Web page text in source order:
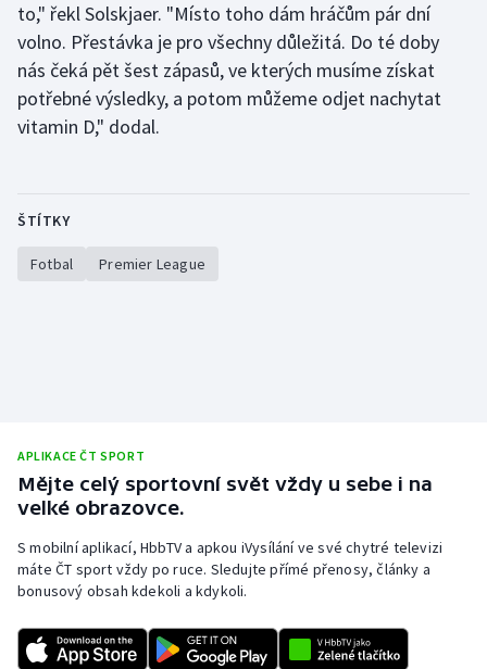
Lezení
Lyže a snowboard
Moderní pětiboj
Rychlobruslení
Rychlostní kanoistika
Short track
Sportovní střelba
to," řekl Solskjaer. "Místo toho dám hráčům pár dní
volno. Přestávka je pro všechny důležitá. Do té doby
nás čeká pět šest zápasů, ve kterých musíme získat
potřebné výsledky, a potom můžeme odjet nachytat
vitamin D," dodal.
ŠTÍTKY
Fotbal Premier League
APLIKACE ČT SPORT
Mějte celý sportovní svět vždy u sebe i na
velké obrazovce.
S mobilní aplikací, HbbTV a apkou iVysílání ve své chytré televizi
máte ČT sport vždy po ruce. Sledujte přímé přenosy, články a
bonusový obsah kdekoli a kdykoli.